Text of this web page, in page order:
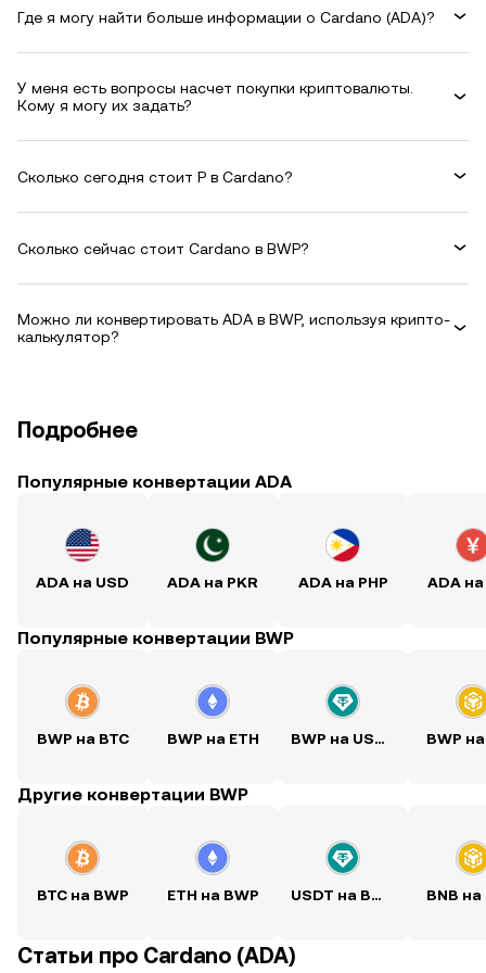
Где я могу найти больше информации о Cardano (ADA)?
У меня есть вопросы насчет покупки криптовалюты.
Кому я могу их задать?
Сколько сегодня стоит P в Cardano?
Сколько сейчас стоит Cardano в BWP?
Можно ли конвертировать ADA в BWP, используя крипто-
калькулятор?
Подробнее
Популярные конвертации ADA
ADA на USD ADA на PKR ADA на PHP ADA на
Популярные конвертации BWP
BWP на BTC BWP на ETH BWP на USDT BWP
Другие конвертации BWP
BTC на BWP ETH на BWP USDT на BWP BNB на
Статьи про Cardano (ADA)